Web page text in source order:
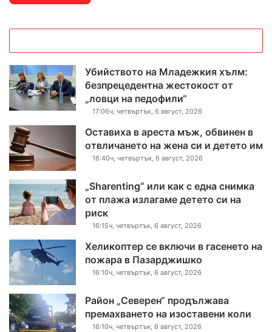
Убийството на Младежкия хълм:
безпрецедентна жестокост от
„ловци на педофили“
17:06ч, четвъртък, 6 август, 2026
Оставиха в ареста мъж, обвинен в
отвличането на жена си и детето им
16:40ч, четвъртък, 6 август, 2026
„Sharenting“ или как с една снимка
от плажа излагаме детето си на
риск
16:15ч, четвъртък, 6 август, 2026
Хеликоптер се включи в гасенето на
пожара в Пазарджишко
16:10ч, четвъртък, 6 август, 2026
Район „Северен“ продължава
премахването на изоставени коли
16:10ч, четвъртък, 6 август, 2026